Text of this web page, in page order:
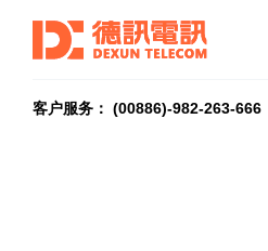
客户服务： (00886)-982-263-666